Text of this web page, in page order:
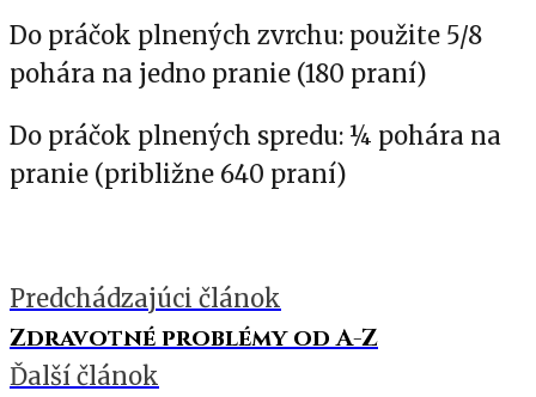
Do práčok plnených zvrchu: použite 5/8
pohára na jedno pranie (180 praní)
Do práčok plnených spredu: ¼ pohára na
pranie (približne 640 praní)
Predchádzajúci článok
Zdravotné problémy od A-Z
Ďalší článok